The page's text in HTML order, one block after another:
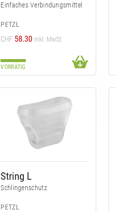
Einfaches Verbindungsmittel
PETZL
CHF 58.30 inkl. MwSt
VORRÄTIG
String L
Schlingenschutz
PETZL